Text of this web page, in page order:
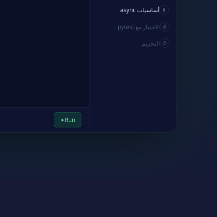
6 أساسيات async
الاختبار مع pytest
التحزيم
Run